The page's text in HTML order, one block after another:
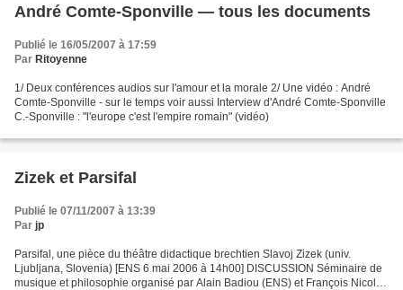
André Comte-Sponville — tous les documents
Publié le 16/05/2007 à 17:59
Par Ritoyenne
1/ Deux conférences audios sur l'amour et la morale 2/ Une vidéo : André
Comte-Sponville - sur le temps voir aussi Interview d'André Comte-Sponville
C.-Sponville : "l'europe c'est l'empire romain" (vidéo)
Zizek et Parsifal
Publié le 07/11/2007 à 13:39
Par jp
Parsifal, une pièce du théâtre didactique brechtien Slavoj Zizek (univ.
Ljubljana, Slovenia) [ENS 6 mai 2006 à 14h00] DISCUSSION Séminaire de
musique et philosophie organisé par Alain Badiou (ENS) et François Nicolas